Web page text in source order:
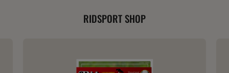
RIDSPORT SHOP